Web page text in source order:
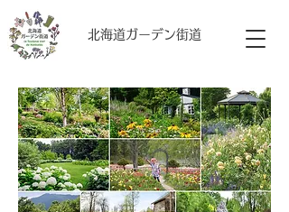
​北海道ガーデン街道